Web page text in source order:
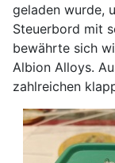
geladen wurde,
Steuerbord mit
bewährte sich
Albion Alloys.
zahlreichen